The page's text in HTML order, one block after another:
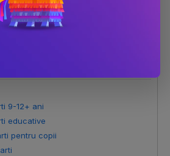
Larousse
9-12+ ani
educative
pentru copii